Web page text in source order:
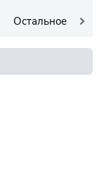
Остальное